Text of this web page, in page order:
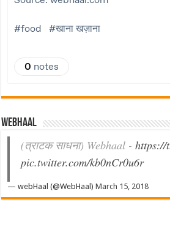
Webhaal
(त्राटक साधना) Webhaal -https://
pic.twitter.com/kb0nCr0u6r
— webHaal (@WebHaal)March 15, 2018